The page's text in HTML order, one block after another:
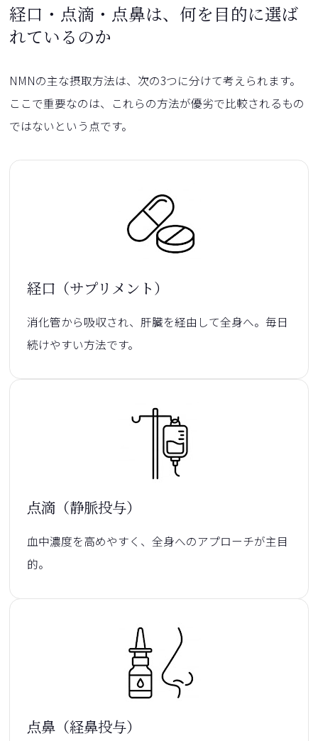
経口・点滴・点鼻は、何を目的に選ば
れているのか
NMNの主な摂取方法は、次の3つに分けて考えられます。
ここで重要なのは、これらの方法が優劣で比較されるもの
ではないという点です。
経口（サプリメント）
消化管から吸収され、肝臓を経由して全身へ。毎日
続けやすい方法です。
点滴（静脈投与）
血中濃度を高めやすく、全身へのアプローチが主目
的。
点鼻（経鼻投与）